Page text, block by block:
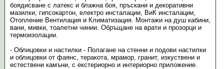
боядисване с латекс и блажна боя, пръскани и декоративни
мазилки, гипсокартон, електро инсталации, ВиК инсталации,
Отопление Вентилация и Климатизация. Монтажи на душ кабини,
вани, мивки, тоалетни чинии. Обръщане на врати и прозорци и
термоизолации.
- Облицовки и настилки - Полагане на стенни и подови настилки
и облицовки от фаянс, теракота, мрамор, гранит, изкуствени и
естествени камъни, с екстериорно и интериорно приложение.